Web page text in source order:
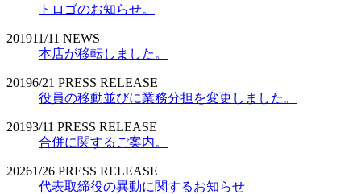
トロゴのお知らせ。
201911/11 NEWS
本店が移転しました。
20196/21 PRESS RELEASE
役員の移動並びに業務分担を変更しました。
20193/11 PRESS RELEASE
合併に関するご案内。
20261/26 PRESS RELEASE
代表取締役の異動に関するお知らせ